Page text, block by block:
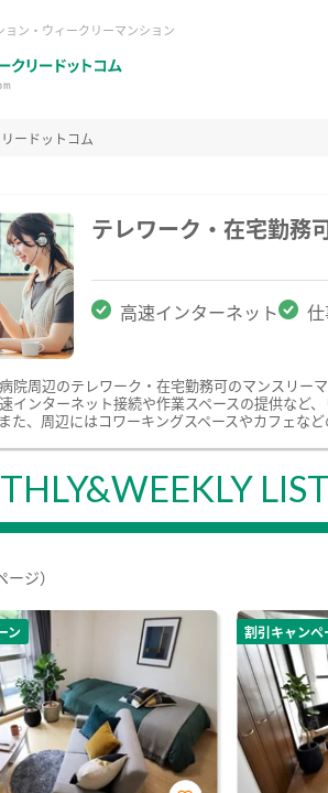
ン・ウィークリーマンション
ードットコム
テレワーク・在宅勤務
高速インターネット
院周辺のテレワーク・在宅勤務可のマンスリー
インターネット接続や作業スペースの提供など
た、周辺にはコワーキングスペースやカフェな
LIST
ジ）
ン 割引キャンペ